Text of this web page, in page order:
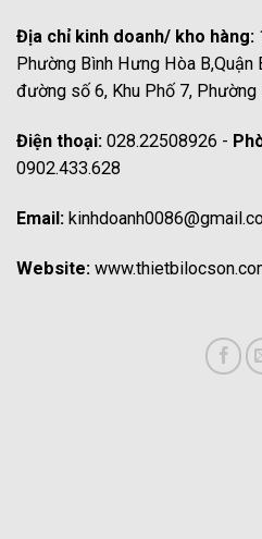
Địa chỉ kinh doanh/ kho hàng:
Phường Bình Hưng Hòa B,Quận
đường số 6, Khu Phố 7, Phường
Điện thoại: 028.22508926 -
0902.433.628
Email:
Website: